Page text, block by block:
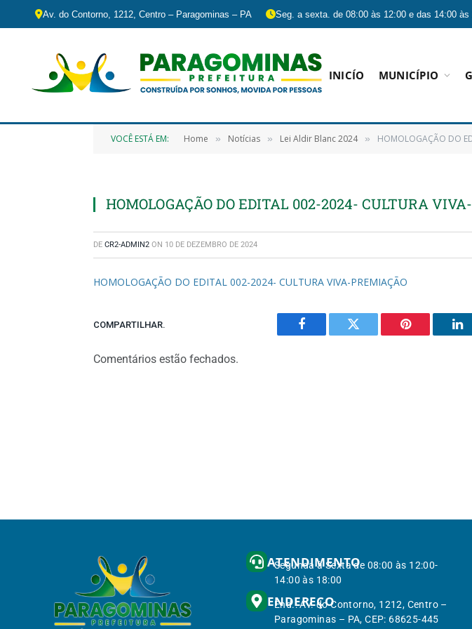
Av. do Contorno, 1212, Centro – Paragominas – PA Seg. a sexta. de 08:00 às 12:00 e das 14:00 às
INICÍO MUNICÍPIO
VOCÊ ESTÁ EM: Home » Notícias » Lei Aldir Blanc 2024 » HOMOLOGAÇÃO DO
HOMOLOGAÇÃO DO EDITAL 002-2024- CULTURA
DE CR2-ADMIN2 ON 10 DE DEZEMBRO DE 2024
HOMOLOGAÇÃO DO EDITAL 002-2024- CULTURA VIVA-PREMIAÇÃO
COMPARTILHAR.
Facebook Twitter Pinterest
Comentários estão fechados.
ATENDIMENTO
Segunda à Sexta de 08:00 às 12:00-
14:00 às 18:00
ENDEREÇO
End.: Av. do Contorno, 1212, Centro –
Paragominas – PA, CEP: 68625-445